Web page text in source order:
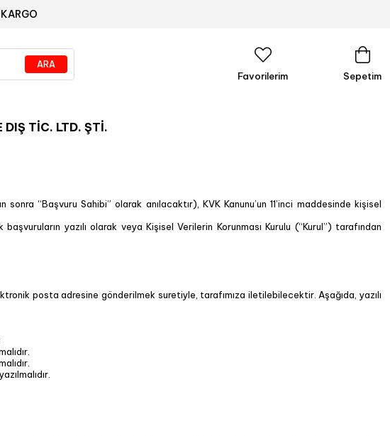
Sepetim
Favorilerim
DIŞ TİC. LTD. ŞTİ.
“Başvuru Sahibi” olarak anılacaktır), KVK Kanunu’un 11’inci maddesinde kişisel
yazılı olarak veya Kişisel Verilerin Korunması Kurulu (“Kurul”) tarafından
posta adresine gönderilmek suretiyle, tarafımıza iletilebilecektir. Aşağıda, yazılı